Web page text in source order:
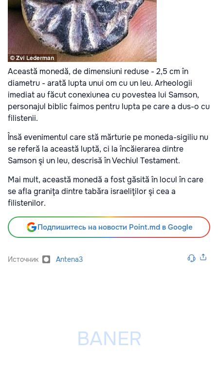
Această monedă, de dimensiuni reduse - 2,5 cm în
diametru - arată lupta unui om cu un leu. Arheologii
imediat au făcut conexiunea cu povestea lui Samson,
personajul biblic faimos pentru lupta pe care a dus-o cu
filistenii.
Însă evenimentul care stă mărturie pe moneda-sigiliu nu
se referă la această luptă, ci la încăierarea dintre
Samson şi un leu, descrisă în Vechiul Testament.
Mai mult, această monedă a fost găsită în locul în care
se afla graniţa dintre tabăra israeliţilor şi cea a
filistenilor.
Подпишитесь на новости Point.md в Google
Источник Antena3